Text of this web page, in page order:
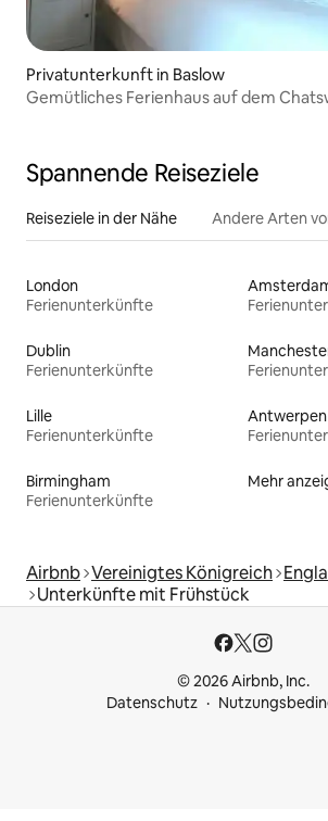
Privatunterkunft in Baslow
Gemütliches Ferienhaus auf dem
Spannende Reiseziele
Reiseziele in der Nähe Andere Arten
London
Ferienunterkünfte
Dublin
Ferienunterkünfte
Lille
Ferienunterkünfte
Antwerpen
Birmingham
Ferienunterkünfte
Mehr
Airbnb Vereinigtes Königreich
Unterkünfte mit Frühstück
© 2026 Airbnb, Inc.
Datenschutz